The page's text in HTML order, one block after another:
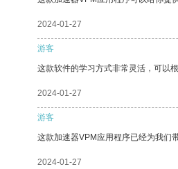
2024-01-27
游客
这款软件的学习方式非常灵活，可以
2024-01-27
游客
这款加速器VPM应用程序已经为我们
2024-01-27